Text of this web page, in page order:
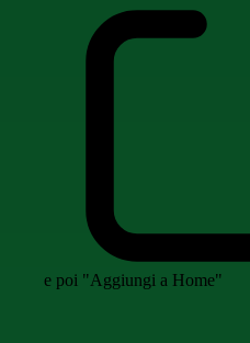
e poi "Aggiungi a Home"